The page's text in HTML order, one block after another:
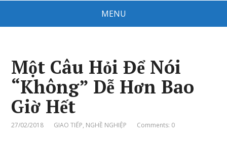
MENU
Một Câu Hỏi Để Nói
“Không” Dễ Hơn Bao
Giờ Hết
27/02/2018 GIAO TIẾP, NGHỀ NGHIỆP Comments: 0